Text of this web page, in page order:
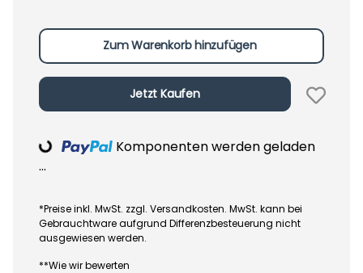
Zum Warenkorb hinzufügen
Jetzt Kaufen
Loading...
Komponenten werden geladen
...
*Preise inkl. MwSt. zzgl. Versandkosten. MwSt. kann bei
Gebrauchtware aufgrund Differenzbesteuerung nicht
ausgewiesen werden.
**Wie wir bewerten